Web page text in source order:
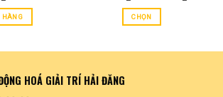
sản
HÀNG CHỌN
HOÁ GIẢI TRÍ HẢI ĐĂNG